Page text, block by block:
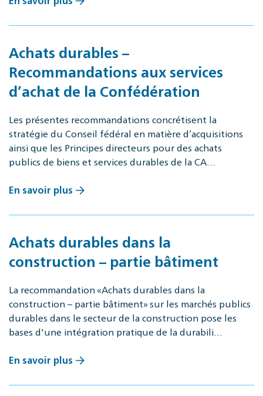
Achats durables –
Recommandations aux services
d’achat de la Confédération
Les présentes recommandations concrétisent la
stratégie du Conseil fédéral en matière d’acquisitions
ainsi que les Principes directeurs pour des achats
publics de biens et services durables de la CA…
En savoir plus
Achats durables dans la
construction – partie bâtiment
La recommandation «Achats durables dans la
construction – partie bâtiment» sur les marchés publics
durables dans le secteur de la construction pose les
bases d'une intégration pratique de la durabili…
En savoir plus